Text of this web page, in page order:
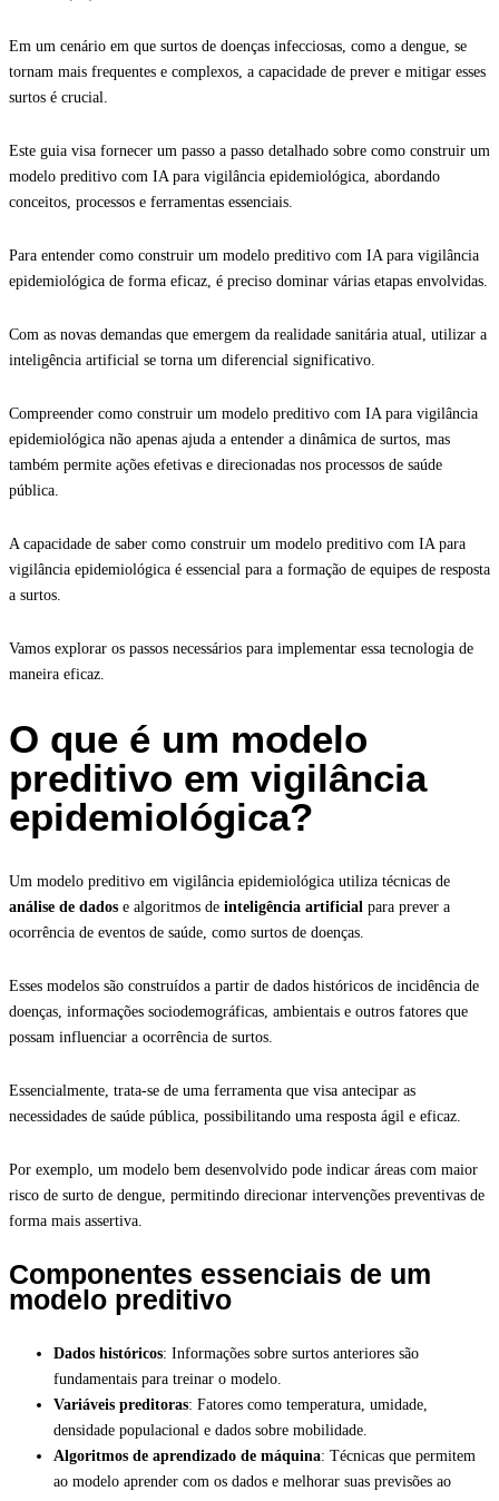
Em um cenário em que surtos de doenças infecciosas, como a dengue, se
tornam mais frequentes e complexos, a capacidade de prever e mitigar esses
surtos é crucial.
Este guia visa fornecer um passo a passo detalhado sobre como construir um
modelo preditivo com IA para vigilância epidemiológica, abordando
conceitos, processos e ferramentas essenciais.
Para entender como construir um modelo preditivo com IA para vigilância
epidemiológica de forma eficaz, é preciso dominar várias etapas envolvidas.
Com as novas demandas que emergem da realidade sanitária atual, utilizar a
inteligência artificial se torna um diferencial significativo.
Compreender como construir um modelo preditivo com IA para vigilância
epidemiológica não apenas ajuda a entender a dinâmica de surtos, mas
também permite ações efetivas e direcionadas nos processos de saúde
pública.
A capacidade de saber como construir um modelo preditivo com IA para
vigilância epidemiológica é essencial para a formação de equipes de resposta
a surtos.
Vamos explorar os passos necessários para implementar essa tecnologia de
maneira eficaz.
O que é um modelo
preditivo em vigilância
epidemiológica?
Um modelo preditivo em vigilância epidemiológica utiliza técnicas de
análise de dados e algoritmos de inteligência artificial para prever a
ocorrência de eventos de saúde, como surtos de doenças.
Esses modelos são construídos a partir de dados históricos de incidência de
doenças, informações sociodemográficas, ambientais e outros fatores que
possam influenciar a ocorrência de surtos.
Essencialmente, trata-se de uma ferramenta que visa antecipar as
necessidades de saúde pública, possibilitando uma resposta ágil e eficaz.
Por exemplo, um modelo bem desenvolvido pode indicar áreas com maior
risco de surto de dengue, permitindo direcionar intervenções preventivas de
forma mais assertiva.
Componentes essenciais de um
modelo preditivo
Dados históricos: Informações sobre surtos anteriores são
fundamentais para treinar o modelo.
Variáveis preditoras: Fatores como temperatura, umidade,
densidade populacional e dados sobre mobilidade.
Algoritmos de aprendizado de máquina: Técnicas que permitem
ao modelo aprender com os dados e melhorar suas previsões ao